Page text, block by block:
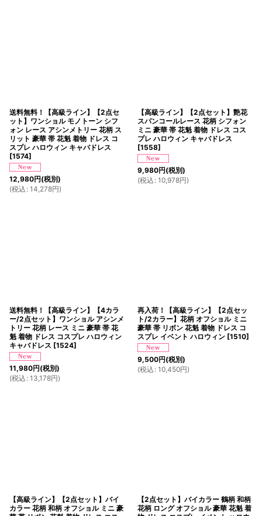
送料無料！【高級ライン】【2点セ
ット】ワンショル モノトーン シフ
ォン レース アシンメトリー 花柄 ス
リット 豪華 帯 花魁 着物 ドレス コ
スプレ ハロウィン キャバドレス
[1574]
12,980円(税別)
(税込 : 14,278円)
【高級ライン】【2点セット】艶花
スパンコールレース 花柄 シフォン
ミニ 豪華 帯 花魁 着物 ドレス コス
プレ ハロウィン キャバドレス
[1558]
9,980円(税別)
(税込 : 10,978円)
送料無料！【高級ライン】【4カラ
ー/2点セット】ワンショル アシンメ
トリー 花柄 レース ミニ 豪華 帯 花
魁 着物 ドレス コスプレ ハロウィン
キャバドレス [1524]
11,980円(税別)
(税込 : 13,178円)
再入荷！【高級ライン】【2点セッ
ト/2カラー】花柄 オフショル ミニ
豪華 帯 リボン 花魁 着物 ドレス コ
スプレ イベント ハロウィン [1510]
9,500円(税別)
(税込 : 10,450円)
【高級ライン】【2点セット】バイ
カラー 花柄 和柄 オフショル ミニ 豪
【2点セット】バイカラー 鶴柄 和柄
花柄 ロング オフショル 豪華 花魁 着